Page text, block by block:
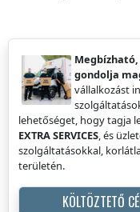
gondolja
vállalkozást
lehetőséget, hogy tagja
EXTRA SERVICES , és
szolgáltatásokkal,
területén.
KÖLTÖZTETŐ